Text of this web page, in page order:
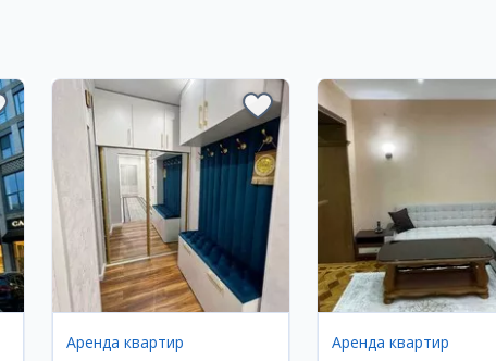
Аренда квартир Аренда квартир